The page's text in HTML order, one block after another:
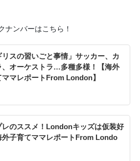
ナンバーはこちら！
リスの習いごと事情」サッカー、カ
、オーケストラ…多種多様！【海外
マレポートFrom London】
レのススメ！Londonキッズは仮装好
外子育てママレポートFrom Londo